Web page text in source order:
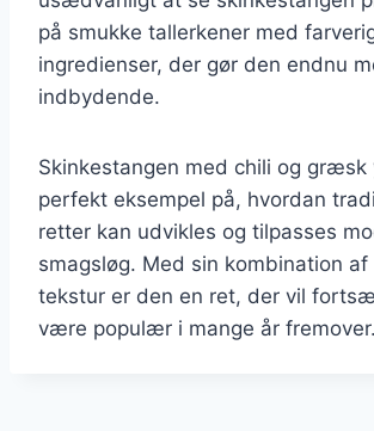
på smukke tallerkener med
ingredienser, der gør den endnu
indbydende.
Skinkestangen med chili og
perfekt eksempel på, hvordan
retter kan udvikles og tilpasses
smagsløg. Med sin kombination af
tekstur er den en ret, der vil
være populær i mange år fremover.